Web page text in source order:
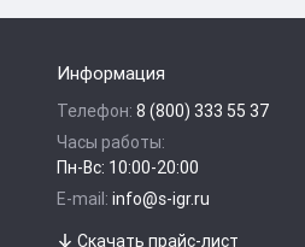
Информация
Телефон: 8 (800) 333 55 37
Часы работы:
Пн-Вс: 10:00-20:00
E-mail: info@s-igr.ru
Скачать прайс-лист